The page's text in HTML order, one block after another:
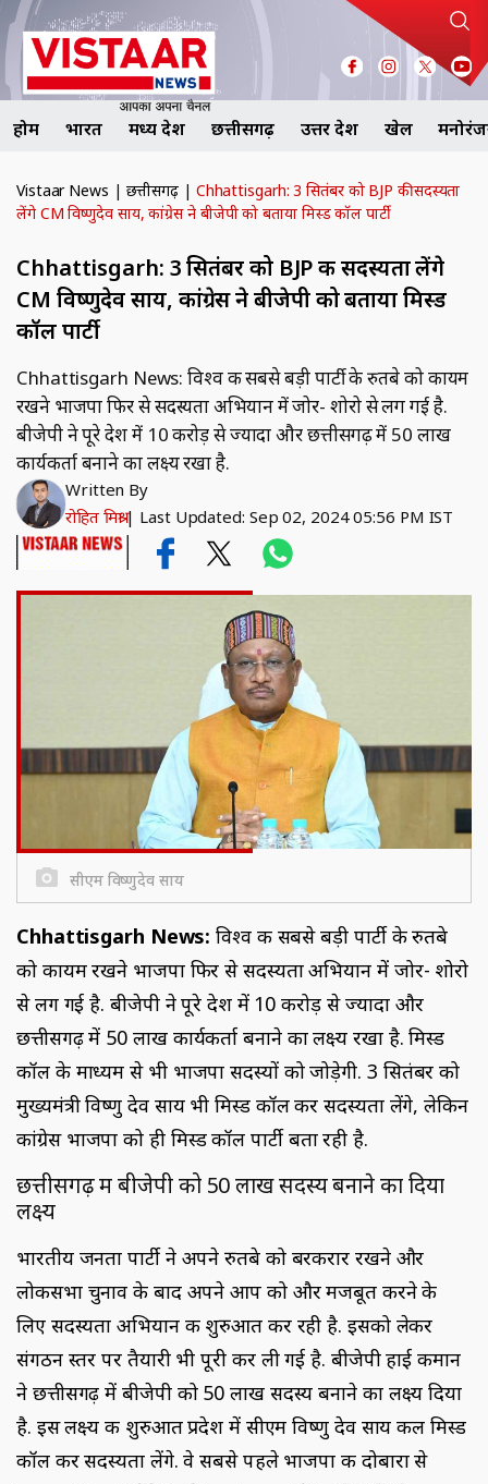
होम भारत मध्य प्रदेश छत्तीसगढ़ उत्तर प्रदेश खेल
Vistaar News | छत्तीसगढ़ | Chhattisgarh: 3 सितंबर को BJP की सदस्यता
लेंगे CM विष्णुदेव साय, कांग्रेस ने बीजेपी को बताया मिस्ड कॉल पार्टी
Chhattisgarh: 3 सितंबर को BJP की सदस्यता लेंगे
CM विष्णुदेव साय, कांग्रेस ने बीजेपी को बताया मिस्ड
कॉल पार्टी
Chhattisgarh News: विश्व की सबसे बड़ी पार्टी के रुतबे को कायम
रखने भाजपा फिर से सदस्यता अभियान में जोर- शोरो से लग गई है.
बीजेपी ने पूरे देश में 10 करोड़ से ज्यादा और छत्तीसगढ़ में 50 लाख
कार्यकर्ता बनाने का लक्ष्य रखा है.
Written By
रोहित मिश्रा| Last Updated: Sep 02, 2024 05:56 PM IST
सीएम विष्णुदेव साय
Chhattisgarh News: विश्व की सबसे बड़ी पार्टी के रुतबे
को कायम रखने भाजपा फिर से सदस्यता अभियान में जोर- शोरो
से लग गई है. बीजेपी ने पूरे देश में 10 करोड़ से ज्यादा और
छत्तीसगढ़ में 50 लाख कार्यकर्ता बनाने का लक्ष्य रखा है. मिस्ड
कॉल के माध्यम से भी भाजपा सदस्यों को जोड़ेगी. 3 सितंबर को
मुख्यमंत्री विष्णु देव साय भी मिस्ड कॉल कर सदस्यता लेंगे, लेकिन
कांग्रेस भाजपा को ही मिस्ड कॉल पार्टी बता रही है.
छत्तीसगढ़ में बीजेपी को 50 लाख सदस्य बनाने का दिया
लक्ष्य
भारतीय जनता पार्टी ने अपने रुतबे को बरकरार रखने और
लोकसभा चुनाव के बाद अपने आप को और मजबूत करने के
लिए सदस्यता अभियान की शुरुआत कर रही है. इसको लेकर
संगठन स्‍तर पर तैयारी भी पूरी कर ली गई है. बीजेपी हाई कमान
ने छत्तीसगढ़ में बीजेपी को 50 लाख सदस्य बनाने का लक्ष्य दिया
है. इस लक्ष्य की शुरुआत प्रदेश में सीएम विष्णु देव साय कल मिस्ड
कॉल कर सदस्यता लेंगे. वे सबसे पहले भाजपा की दोबारा से